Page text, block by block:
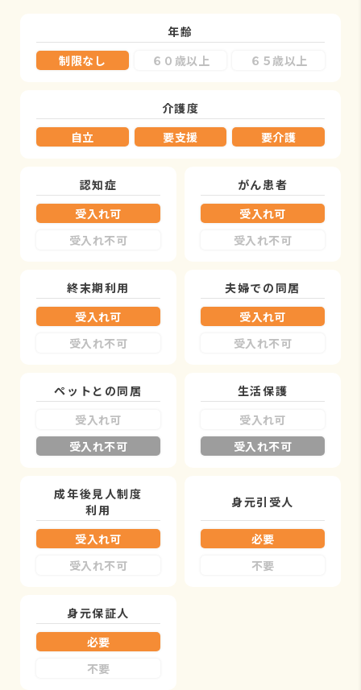
年齢
制限なし
６０歳以上 ６５歳以上
介護度
自立
要支援 要介護
認知症
受入れ可
受入れ不可
がん患者
受入れ可
受入れ不可
終末期利用
受入れ可
受入れ不可
夫婦での同居
受入れ可
受入れ不可
ペットとの同居
受入れ可
受入れ不可
生活保護
受入れ可
受入れ不可
成年後見人制度
利用
受入れ可
受入れ不可
身元引受人
必要
不要
身元保証人
必要
不要